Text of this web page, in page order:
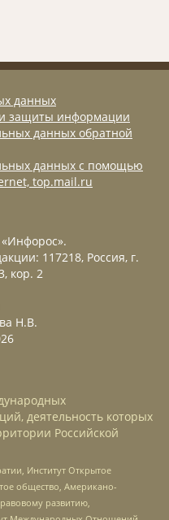
данных
защиты информации
данных обратной
данных с помощью
top.mail.ru
117218, Россия, г.
кор. 2
Н.В.
деятельность которых
Российской
Институт Открытое
общество, Американо-
развитию,